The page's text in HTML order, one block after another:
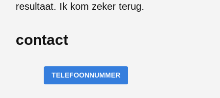
resultaat. Ik kom zeker terug.
contact
TELEFOONNUMMER